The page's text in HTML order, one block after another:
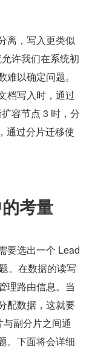
离，写入更类似
许我们在系统初
以确定问题。
档写入时，通过
容节点 3 时，分
通过分片迁移使
考量
要选出一个 Lead
。在数据的读写
理路由信息。当
配数据，这就要
副分片之间通
。下面将会详细